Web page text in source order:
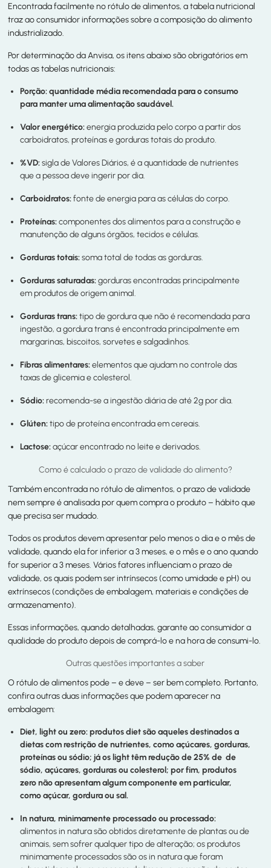
Encontrada facilmente no rótulo de alimentos, a tabela nutricional
traz ao consumidor informações sobre a composição do alimento
industrializado.
Por determinação da Anvisa, os itens abaixo são obrigatórios em
todas as tabelas nutricionais:
Porção:quantidade média recomendada para o consumo
para manter uma alimentação saudável.
Valor energético: energia produzida pelo corpo a partir dos
carboidratos, proteínas e gorduras totais do produto.
%VD: sigla de Valores Diários, é a quantidade de nutrientes
que a pessoa deve ingerir por dia.
Carboidratos: fonte de energia para as células do corpo.
Proteínas: componentes dos alimentos para a construção e
manutenção de alguns órgãos, tecidos e células.
Gorduras totais: soma total de todas as gorduras.
Gorduras saturadas: gorduras encontradas principalmente
em produtos de origem animal.
Gorduras trans: tipo de gordura que não é recomendada para
ingestão, a gordura trans é encontrada principalmente em
margarinas, biscoitos, sorvetes e salgadinhos.
Fibras alimentares: elementos que ajudam no controle das
taxas de glicemia e colesterol.
Sódio: recomenda-se a ingestão diária de até 2g por dia.
Glúten: tipo de proteína encontrada em cereais.
Lactose: açúcar encontrado no leite e derivados.
Como é calculado o prazo de validade do alimento?
Também encontrada no rótulo de alimentos, o prazo de validade
nem sempre é analisada por quem compra o produto – hábito que
que precisa ser mudado.
Todos os produtos devem apresentar pelo menos o dia e o mês de
validade, quando ela for inferior a 3 meses, e o mês e o ano quando
for superior a 3 meses. Vários fatores influenciam o prazo de
validade, os quais podem ser intrínsecos (como umidade e pH) ou
extrínsecos (condições de embalagem, materiais e condições de
armazenamento).
Essas informações, quando detalhadas, garante ao consumidor a
qualidade do produto depois de comprá-lo e na hora de consumi-lo.
Outras questões importantes a saber
O rótulo de alimentos pode – e deve – ser bem completo. Portanto,
confira outras duas informações que podem aparecer na
embalagem:
Diet, light ou zero:produtos diet são aqueles destinados a
dietas com restrição de nutrientes, como açúcares, gorduras,
proteínas ou sódio; já os light têm redução de 25% de de
sódio, açúcares, gorduras ou colesterol; por fim, produtos
zero não apresentam algum componente em particular,
como açúcar, gordura ou sal.
In natura, minimamente processado ou processado:
alimentos in natura são obtidos diretamente de plantas ou de
animais, sem sofrer qualquer tipo de alteração; os produtos
minimamente processados são os in natura que foram